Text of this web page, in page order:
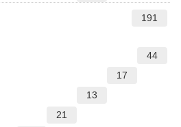
191
44
17
13
21